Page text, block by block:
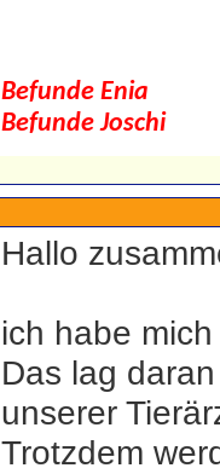
Befunde Enia
Befunde Joschi
Hallo
ich habe
Das lag
unserer
Trotzdem